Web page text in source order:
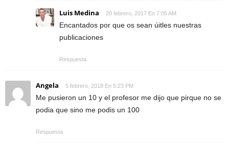
Luis Medina 20 febrero, 2017 En 7:05 AM
Encantados por que os sean úitles nuestras
publicaciones
Respuesta
Angela 5 febrero, 2018 En 5:23 PM
Me pusieron un 10 y el profesor me dijo que pirque no se
podia que sino me podis un 100
Respuesta